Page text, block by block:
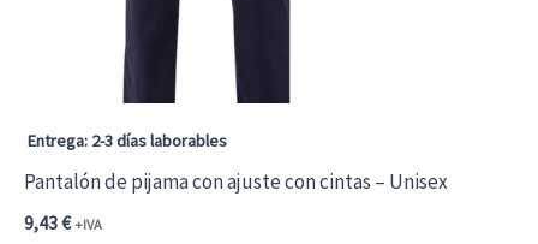
Entrega: 2-3 días laborables
Pantalón de pijama con ajuste con cintas – Unisex
9,43€ +IVA